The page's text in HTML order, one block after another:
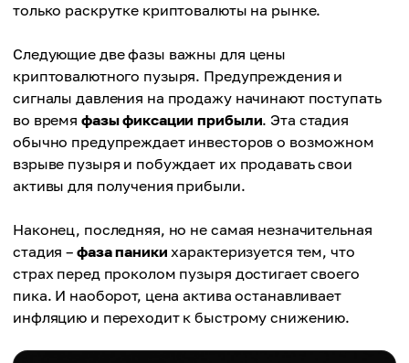
только раскрутке криптовалюты на рынке.
Следующие две фазы важны для цены
криптовалютного пузыря. Предупреждения и
сигналы давления на продажу начинают поступать
во время фазы фиксации прибыли. Эта стадия
обычно предупреждает инвесторов о возможном
взрыве пузыря и побуждает их продавать свои
активы для получения прибыли.
Наконец, последняя, но не самая незначительная
стадия – фаза паники характеризуется тем, что
страх перед проколом пузыря достигает своего
пика. И наоборот, цена актива останавливает
инфляцию и переходит к быстрому снижению.